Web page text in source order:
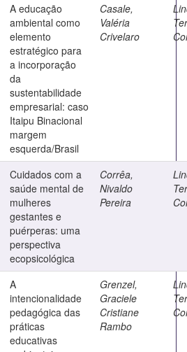
A educação
ambiental como
elemento
estratégico para
a incorporação
da
sustentabilidade
empresarial: caso
Itaipu Binacional
margem
esquerda/Brasil
Casale,
Valéria
Crivelaro
Cuidados com a
saúde mental de
mulheres
gestantes e
puérperas: uma
perspectiva
ecopsicológica
Corrêa,
Nivaldo
Pereira
A
intencionalidade
pedagógica das
práticas
educativas
Grenzel,
Graciele
Cristiane
Rambo